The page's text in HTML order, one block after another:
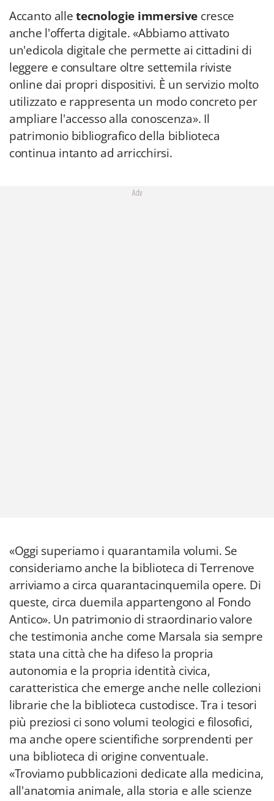
Accanto alletecnologie immersive cresce
anche l'offerta digitale. «Abbiamo attivato
un'edicola digitale che permette ai cittadini di
leggere e consultare oltre settemila riviste
online dai propri dispositivi. È un servizio molto
utilizzato e rappresenta un modo concreto per
ampliare l'accesso alla conoscenza». Il
patrimonio bibliografico della biblioteca
continua intanto ad arricchirsi.
Adv
«Oggi superiamo i quarantamila volumi. Se
consideriamo anche la biblioteca di Terrenove
arriviamo a circa quarantacinquemila opere. Di
queste, circa duemila appartengono al Fondo
Antico». Un patrimonio di straordinario valore
che testimonia anche come Marsala sia sempre
stata una città che ha difeso la propria
autonomia e la propria identità civica,
caratteristica che emerge anche nelle collezioni
librarie che la biblioteca custodisce. Tra i tesori
più preziosi ci sono volumi teologici e filosofici,
ma anche opere scientifiche sorprendenti per
una biblioteca di origine conventuale.
«Troviamo pubblicazioni dedicate alla medicina,
all'anatomia animale, alla storia e alle scienze